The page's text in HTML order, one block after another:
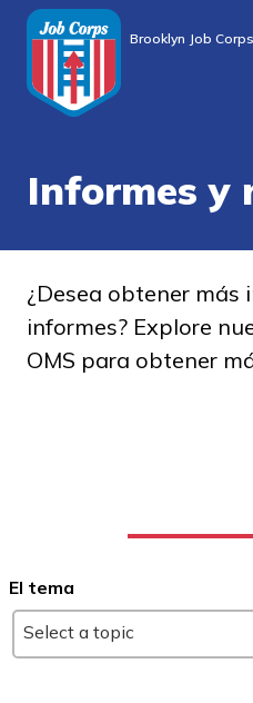
Brooklyn Job
Informes y
¿Desea obtener más
informes? Explore
OMS para obtener
El tema
Select a topic